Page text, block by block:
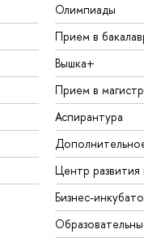
Олимпиады
Прием в
Вышка+
Прием в
Аспирантура
Центр развития
Бизнес-